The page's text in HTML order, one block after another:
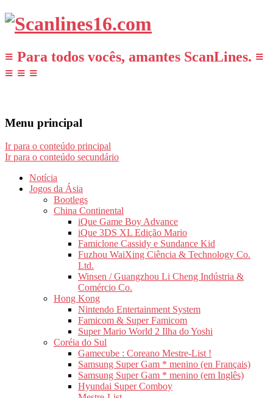
≡ Para todos vocês, amantes ScanLines. ≡
≡ ≡ ≡
Menu principal
Ir para o conteúdo principal
Ir para o conteúdo secundário
Notícia
Jogos da Ásia
Bootlegs
China Continental
iQue Game Boy Advance
iQue 3DS XL Edição Mario
Famiclone Cassidy e Sundance Kid
Fuzhou WaiXing Ciência & Technology Co.
Ltd.
Winsen / Guangzhou Li Cheng Indústria &
Comércio Co.
Hong Kong
Nintendo Entertainment System
Famicom & Super Famicom
Super Mario World 2 Ilha do Yoshi
Coréia do Sul
Gamecube : Coreano Mestre-List !
Samsung Super Gam * menino (en Français)
Samsung Super Gam * menino (em Inglês)
Hyundai Super Comboy